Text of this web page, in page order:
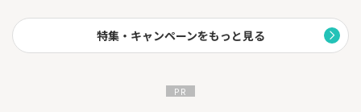
特集・キャンペーンをもっと見る